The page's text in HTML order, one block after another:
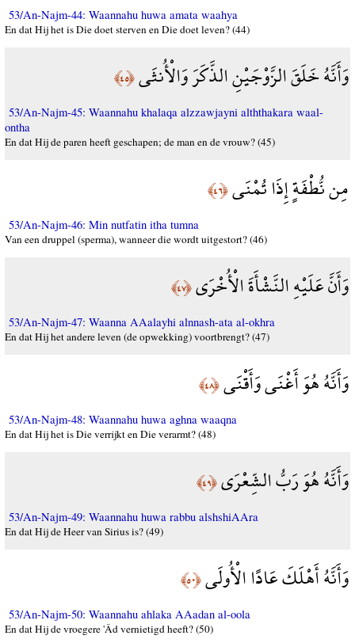
53/An-Najm-44: Waannahu huwa amata waahya
En dat Hij het is Die doet sterven en Die doet leven? (44)
وَأَنَّهُ خَلَقَ الزَّوْجَيْنِ الذَّكَرَ وَالْأُنثَى﴿٤٥﴾
53/An-Najm-45: Waannahu khalaqa alzzawjayni alththakara waal-
ontha
En dat Hij de paren heeft geschapen; de man en de vrouw? (45)
مِن نُّطْفَةٍ إِذَا تُمْنَى﴿٤٦﴾
53/An-Najm-46: Min nutfatin itha tumna
Van een druppel (sperma), wanneer die wordt uitgestort? (46)
وَأَنَّ عَلَيْهِ النَّشْأَةَ الْأُخْرَى﴿٤٧﴾
53/An-Najm-47: Waanna AAalayhi alnnash-ata al-okhra
En dat Hij het andere leven (de opwekking) voortbrengt? (47)
وَأَنَّهُ هُوَ أَغْنَى وَأَقْنَى﴿٤٨﴾
53/An-Najm-48: Waannahu huwa aghna waaqna
En dat Hij het is Die verrijkt en Die verarmt? (48)
وَأَنَّهُ هُوَ رَبُّ الشِّعْرَى﴿٤٩﴾
53/An-Najm-49: Waannahu huwa rabbu alshshiAAra
En dat Hij de Heer van Sirius is? (49)
وَأَنَّهُ أَهْلَكَ عَادًا الْأُولَى﴿٥٠﴾
53/An-Najm-50: Waannahu ahlaka AAadan al-oola
En dat Hij de vroegere 'Âd vernietigd heeft? (50)